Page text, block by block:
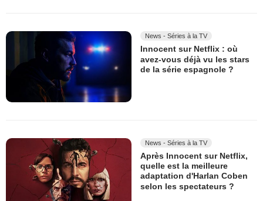
News - Séries à la TV
Innocent sur Netflix : où
avez-vous déjà vu les stars
de la série espagnole ?
News - Séries à la TV
Après Innocent sur Netflix,
quelle est la meilleure
adaptation d'Harlan Coben
selon les spectateurs ?